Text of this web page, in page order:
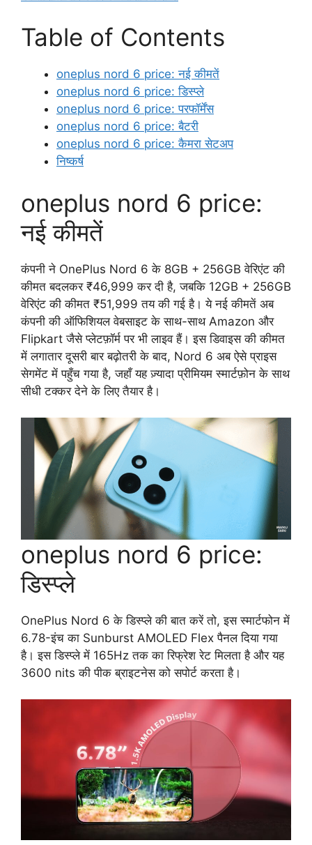
Table of Contents
oneplus nord 6 price: नई कीमतें
oneplus nord 6 price: डिस्प्ले
oneplus nord 6 price: परफॉर्मेंस
oneplus nord 6 price: बैटरी
oneplus nord 6 price: कैमरा सेटअप
निष्कर्ष
oneplus nord 6 price:
नई कीमतें
कंपनी ने OnePlus Nord 6 के 8GB + 256GB वेरिएंट की
कीमत बदलकर ₹46,999 कर दी है, जबकि 12GB + 256GB
वेरिएंट की कीमत ₹51,999 तय की गई है। ये नई कीमतें अब
कंपनी की ऑफिशियल वेबसाइट के साथ-साथ Amazon और
Flipkart जैसे प्लेटफ़ॉर्म पर भी लाइव हैं। इस डिवाइस की कीमत
में लगातार दूसरी बार बढ़ोतरी के बाद, Nord 6 अब ऐसे प्राइस
सेगमेंट में पहुँच गया है, जहाँ यह ज़्यादा प्रीमियम स्मार्टफ़ोन के साथ
सीधी टक्कर देने के लिए तैयार है।
oneplus nord 6 price:
डिस्प्ले
OnePlus Nord 6 के डिस्प्ले की बात करें तो, इस स्मार्टफोन में
6.78-इंच का Sunburst AMOLED Flex पैनल दिया गया
है। इस डिस्प्ले में 165Hz तक का रिफ्रेश रेट मिलता है और यह
3600 nits की पीक ब्राइटनेस को सपोर्ट करता है।